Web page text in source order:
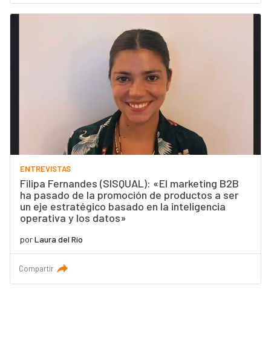
ENTREVISTAS
Filipa Fernandes (SISQUAL): «El marketing B2B
ha pasado de la promoción de productos a ser
un eje estratégico basado en la inteligencia
operativa y los datos»
porLaura del Río
Compartir